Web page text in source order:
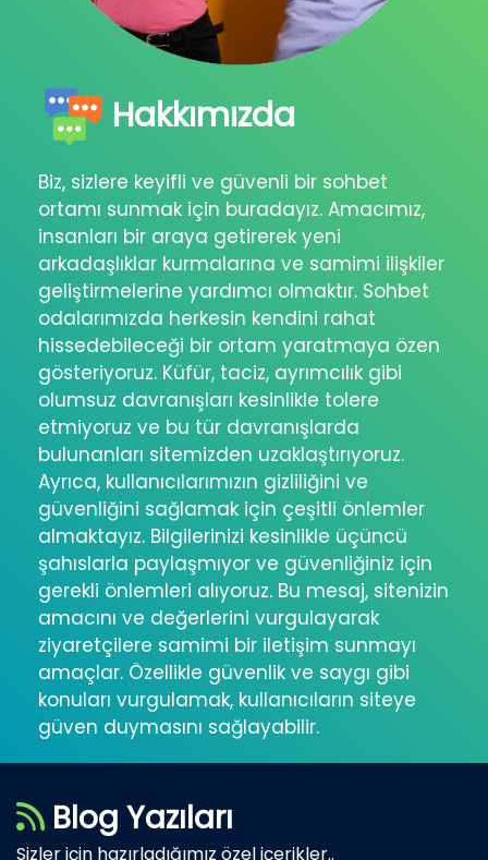
Hakkımızda
Biz, sizlere keyifli ve güvenli bir sohbet
ortamı sunmak için buradayız. Amacımız,
insanları bir araya getirerek yeni
arkadaşlıklar kurmalarına ve samimi ilişkiler
geliştirmelerine yardımcı olmaktır. Sohbet
odalarımızda herkesin kendini rahat
hissedebileceği bir ortam yaratmaya özen
gösteriyoruz. Küfür, taciz, ayrımcılık gibi
olumsuz davranışları kesinlikle tolere
etmiyoruz ve bu tür davranışlarda
bulunanları sitemizden uzaklaştırıyoruz.
Ayrıca, kullanıcılarımızın gizliliğini ve
güvenliğini sağlamak için çeşitli önlemler
almaktayız. Bilgilerinizi kesinlikle üçüncü
şahıslarla paylaşmıyor ve güvenliğiniz için
gerekli önlemleri alıyoruz. Bu mesaj, sitenizin
amacını ve değerlerini vurgulayarak
ziyaretçilere samimi bir iletişim sunmayı
amaçlar. Özellikle güvenlik ve saygı gibi
konuları vurgulamak, kullanıcıların siteye
güven duymasını sağlayabilir.
Blog Yazıları
Sizler için hazırladığımız özel içerikler..